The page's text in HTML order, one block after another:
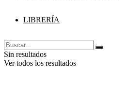
LIBRERÍA
Sin resultados
Ver todos los resultados